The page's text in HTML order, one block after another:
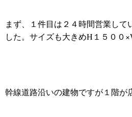
まず、１件目は２４時間営業して
した。サイズも大きめH１５００
幹線道路沿いの建物ですが１階が